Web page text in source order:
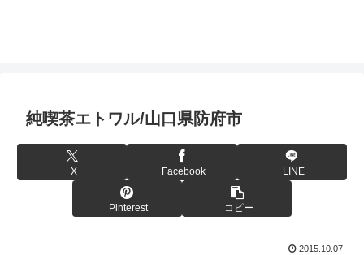
純喫茶エトワル/山口県防府市
X Facebook LINE
Pinterest コピー
2015.10.07